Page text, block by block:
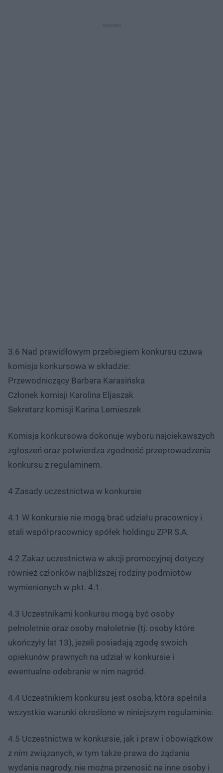
3.6 Nad prawidłowym przebiegiem konkursu czuwa
komisja konkursowa w składzie:
Przewodniczący Barbara Karasińska
Członek komisji Karolina Eljaszak
Sekretarz komisji Karina Lemieszek
Komisja konkursowa dokonuje wyboru najciekawszych
zgłoszeń oraz potwierdza zgodność przeprowadzenia
konkursu z regulaminem.
4 Zasady uczestnictwa w konkursie
4.1 W konkursie nie mogą brać udziału pracownicy i
stali współpracownicy spółek holdingu ZPR S.A.
4.2 Zakaz uczestnictwa w akcji promocyjnej dotyczy
również członków najbliższej rodziny podmiotów
wymienionych w pkt. 4.1.
4.3 Uczestnikami konkursu mogą być osoby
pełnoletnie oraz osoby małoletnie (tj. osoby które
ukończyły lat 13), jeżeli posiadają zgodę swoich
opiekunów prawnych na udział w konkursie i
ewentualne odebranie w nim nagród.
4.4 Uczestnikiem konkursu jest osoba, która spełniła
wszystkie warunki określone w niniejszym regulaminie.
4.5 Uczestnictwa w konkursie, jak i praw i obowiązków
z nim związanych, w tym także prawa do żądania
wydania nagrody, nie można przenosić na inne osoby i